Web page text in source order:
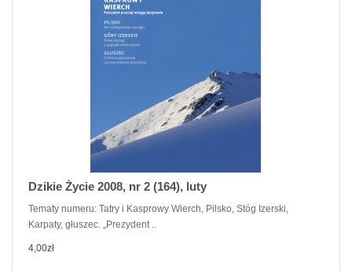
Dzikie Życie 2008, nr 2 (164), luty
Tematy numeru: Tatry i Kasprowy Wierch, Pilsko, Stóg Izerski,
Karpaty, głuszec. „Prezydent ..
4,00zł